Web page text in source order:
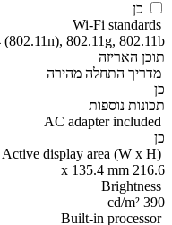
כן
Wi-Fi standards
802.11g, 802.11b
תוכן האריזה
מדריך התחלה מהירה
כן
תכונות נוספות
AC adapter included
כן
Active display area (W x H)
216.6 x 135.4 mm
Brightness
390 cd/m²
Built-in processor